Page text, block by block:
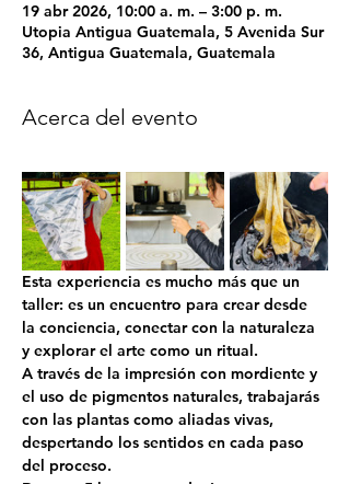
19 abr 2026, 10:00 a. m. – 3:00 p. m.
Utopia Antigua Guatemala, 5 Avenida Sur
36, Antigua Guatemala, Guatemala
Acerca del evento
Esta experiencia es mucho más que un
taller: es un encuentro para crear desde
la conciencia, conectar con la naturaleza
y explorar el arte como un ritual.
A través de la impresión con mordiente y
el uso de pigmentos naturales, trabajarás
con las plantas como aliadas vivas,
despertando los sentidos en cada paso
del proceso.